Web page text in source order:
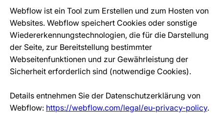
Webflow ist ein Tool zum Erstellen und zum Hosten von
Websites. Webflow speichert Cookies oder sonstige
Wiedererkennungstechnologien, die für die Darstellung
der Seite, zur Bereitstellung bestimmter
Webseitenfunktionen und zur Gewährleistung der
Sicherheit erforderlich sind (notwendige Cookies).
Details entnehmen Sie der Datenschutzerklärung von
Webflow: https://webflow.com/legal/eu-privacy-policy.